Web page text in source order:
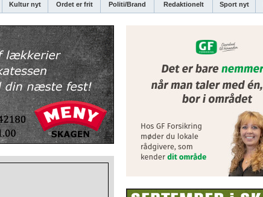
Kultur nyt Ordet er frit Politi/Brand Redaktionelt Sport nyt